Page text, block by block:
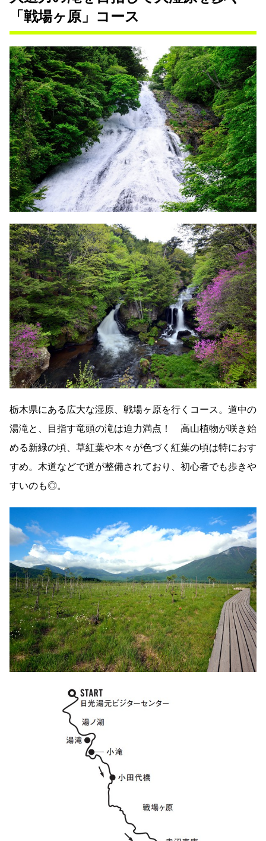
「戦場ヶ原」コース
栃木県にある広大な湿原、戦場ヶ原を行くコース。道中の
湯滝と、目指す竜頭の滝は迫力満点！ 高山植物が咲き始
める新緑の頃、草紅葉や木々が色づく紅葉の頃は特におす
すめ。木道などで道が整備されており、初心者でも歩きや
すいのも◎。